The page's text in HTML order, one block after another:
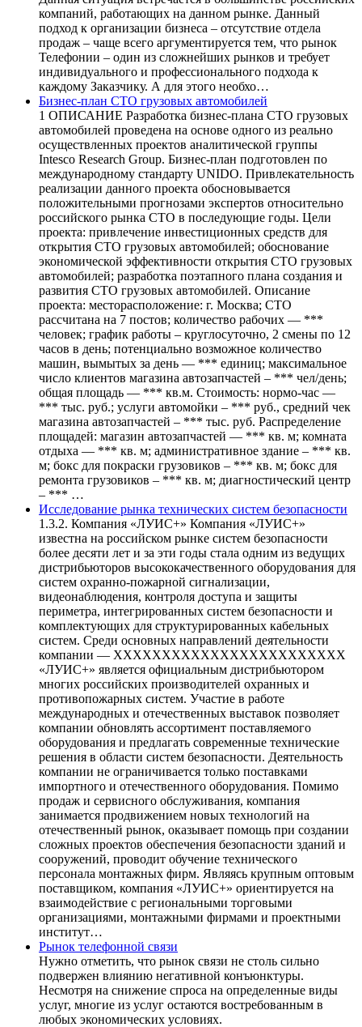
компаний, работающих на данном рынке. Данный
подход к организации бизнеса – отсутствие отдела
продаж – чаще всего аргументируется тем, что рынок
Телефонии – один из сложнейших рынков и требует
индивидуального и профессионального подхода к
каждому Заказчику. А для этого необхо…
Бизнес-план СТО грузовых автомобилей
1 ОПИСАНИЕ Разработка бизнес-плана СТО грузовых
автомобилей проведена на основе одного из реально
осуществленных проектов аналитической группы
Intesco Research Group. Бизнес-план подготовлен по
международному стандарту UNIDO. Привлекательность
реализации данного проекта обосновывается
положительными прогнозами экспертов относительно
российского рынка СТО в последующие годы. Цели
проекта: привлечение инвестиционных средств для
открытия СТО грузовых автомобилей; обоснование
экономической эффективности открытия СТО грузовых
автомобилей; разработка поэтапного плана создания и
развития СТО грузовых автомобилей. Описание
проекта: месторасположение: г. Москва; СТО
рассчитана на 7 постов; количество рабочих — ***
человек; график работы – круглосуточно, 2 смены по 12
часов в день; потенциально возможное количество
машин, вымытых за день — *** единиц; максимальное
число клиентов магазина автозапчастей – *** чел/день;
общая площадь — *** кв.м. Стоимость: нормо-час —
*** тыс. руб.; услуги автомойки – *** руб., средний чек
магазина автозапчастей – *** тыс. руб. Распределение
площадей: магазин автозапчастей — *** кв. м; комната
отдыха — *** кв. м; административное здание – *** кв.
м; бокс для покраски грузовиков – *** кв. м; бокс для
ремонта грузовиков – *** кв. м; диагностический центр
– *** …
Исследование рынка технических систем безопасности
1.3.2. Компания «ЛУИС+» Компания «ЛУИС+»
известна на российском рынке систем безопасности
более десяти лет и за эти годы стала одним из ведущих
дистрибьюторов высококачественного оборудования для
систем охранно-пожарной сигнализации,
видеонаблюдения, контроля доступа и защиты
периметра, интегрированных систем безопасности и
комплектующих для структурированных кабельных
систем. Среди основных направлений деятельности
компании — ХХХХХХХХХХХХХХХХХХХХХХХХ
«ЛУИС+» является официальным дистрибьютором
многих российских производителей охранных и
противопожарных систем. Участие в работе
международных и отечественных выставок позволяет
компании обновлять ассортимент поставляемого
оборудования и предлагать современные технические
решения в области систем безопасности. Деятельность
компании не ограничивается только поставками
импортного и отечественного оборудования. Помимо
продаж и сервисного обслуживания, компания
занимается продвижением новых технологий на
отечественный рынок, оказывает помощь при создании
сложных проектов обеспечения безопасности зданий и
сооружений, проводит обучение технического
персонала монтажных фирм. Являясь крупным оптовым
поставщиком, компания «ЛУИС+» ориентируется на
взаимодействие с региональными торговыми
организациями, монтажными фирмами и проектными
институт…
Рынок телефонной связи
Нужно отметить, что рынок связи не столь сильно
подвержен влиянию негативной конъюнктуры.
Несмотря на снижение спроса на определенные виды
услуг, многие из услуг остаются востребованным в
любых экономических условиях.